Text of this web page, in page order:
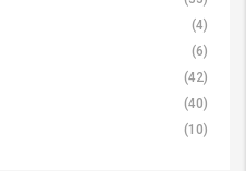
(4)
(6)
(42)
(40)
(10)